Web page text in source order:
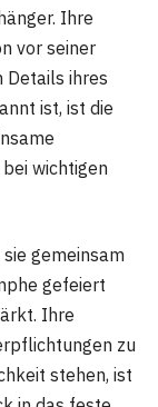
Ihre
vor seiner
Details ihres
ist, ist die
wichtigen
gemeinsam
gefeiert
Ihre
zu
stehen, ist